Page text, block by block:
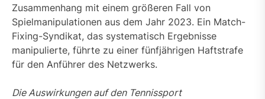
Zusammenhang mit einem größeren Fall von
Spielmanipulationen aus dem Jahr 2023. Ein Match-
Fixing-Syndikat, das systematisch Ergebnisse
manipulierte, führte zu einer fünfjährigen Haftstrafe
für den Anführer des Netzwerks.
Die Auswirkungen auf den Tennissport